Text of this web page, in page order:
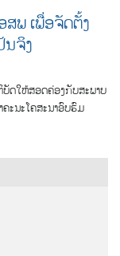
ພ ເພື່ອຈັດຕັ້ງ
ນຈິງ
ດໃຫ້ສອດຄ່ອງກັບສະພາບ
ະນະໂຄສະນາອົບຮົມ